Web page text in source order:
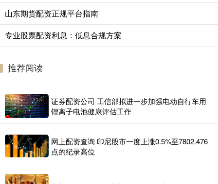
山东期货配资正规平台指南
专业股票配资利息：低息合规方案
推荐阅读
证券配资公司 工信部拟进一步加强电动自行车用
锂离子电池健康评估工作
网上配资查询 印尼股市一度上涨0.5%至7802.476
点的纪录高位